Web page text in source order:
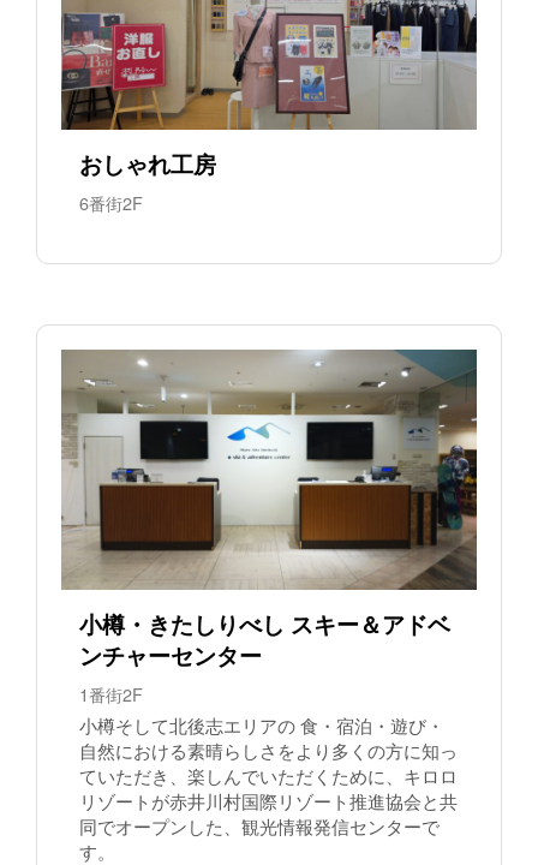
おしゃれ工房
6番街2F
小樽・きたしりべし スキー＆アドベ
ンチャーセンター
1番街2F
小樽そして北後志エリアの 食・宿泊・遊び・
自然における素晴らしさをより多くの方に知っ
ていただき、楽しんでいただくために、キロロ
リゾートが赤井川村国際リゾート推進協会と共
同でオープンした、観光情報発信センターで
す。